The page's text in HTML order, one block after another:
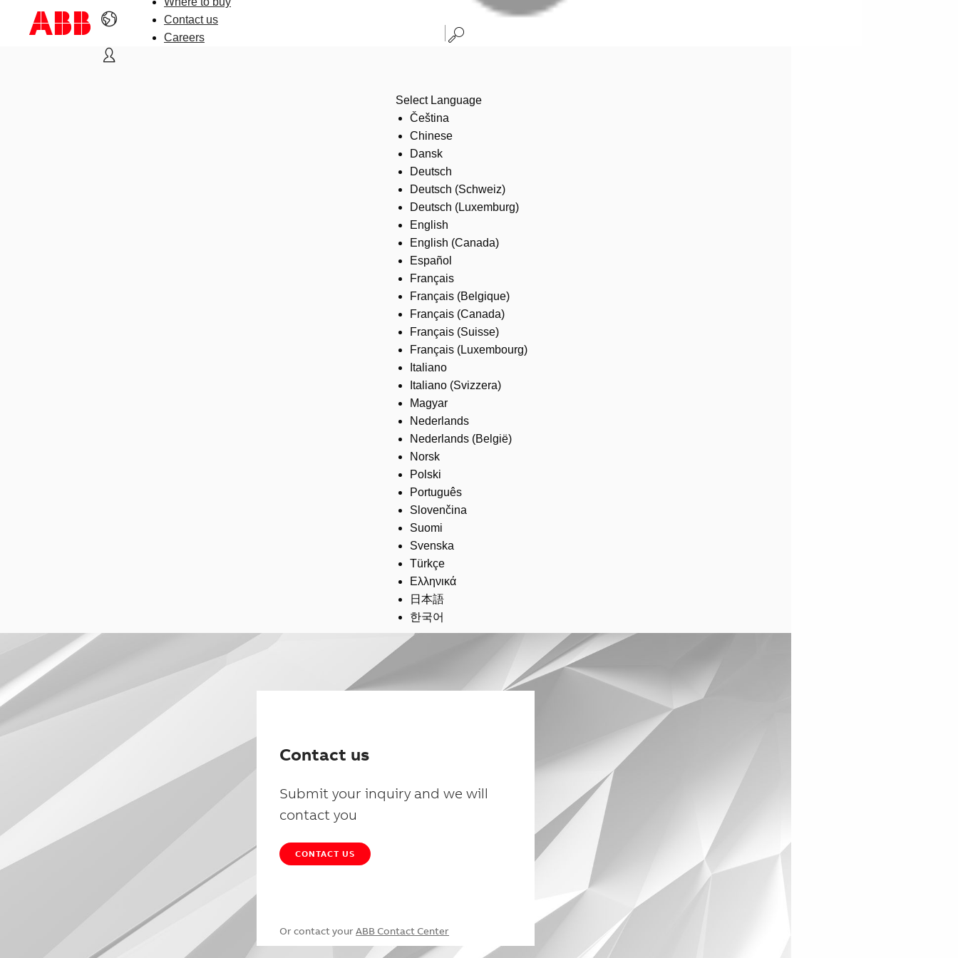
Contact us
Careers
Select Language
Čeština
Chinese
Dansk
Deutsch
Deutsch (Schweiz)
Deutsch (Luxemburg)
English
English (Canada)
Español
Français
Français (Belgique)
Français (Canada)
Français (Suisse)
Français (Luxembourg)
Italiano
Italiano (Svizzera)
Magyar
Nederlands
Nederlands (België)
Norsk
Polski
Português
Slovenčina
Suomi
Svenska
Türkçe
Ελληνικά
日本語
한국어
Contact us
Submit your inquiry and we will
contact you
CONTACT US
Or contact your ABB Contact Center